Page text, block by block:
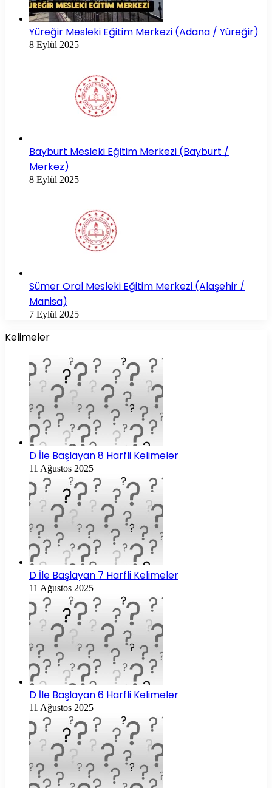
Yüreğir Mesleki Eğitim Merkezi (Adana / Yüreğir)
8 Eylül 2025
Bayburt Mesleki Eğitim Merkezi (Bayburt /
Merkez)
8 Eylül 2025
Sümer Oral Mesleki Eğitim Merkezi (Alaşehir /
Manisa)
7 Eylül 2025
Kelimeler
D İle Başlayan 8 Harfli Kelimeler
11 Ağustos 2025
D İle Başlayan 7 Harfli Kelimeler
11 Ağustos 2025
D İle Başlayan 6 Harfli Kelimeler
11 Ağustos 2025